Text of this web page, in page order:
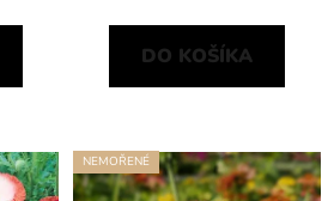
DO KOŠÍKA
NEMOŘENÉ